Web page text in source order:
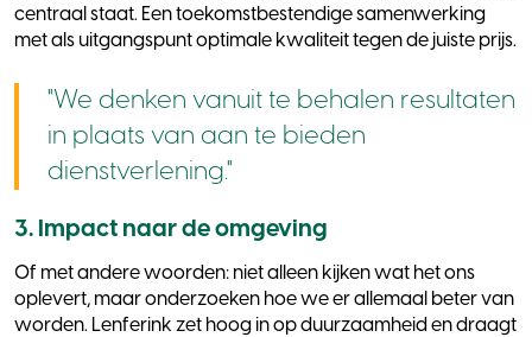
centraal staat. Een toekomstbestendige samenwerking
met als uitgangspunt optimale kwaliteit tegen de juiste prijs.
"We denken vanuit te behalen resultaten
in plaats van aan te bieden
dienstverlening."
3. Impact naar de omgeving
Of met andere woorden: niet alleen kijken wat het ons
oplevert, maar onderzoeken hoe we er allemaal beter van
worden. Lenferink zet hoog in op duurzaamheid en draagt